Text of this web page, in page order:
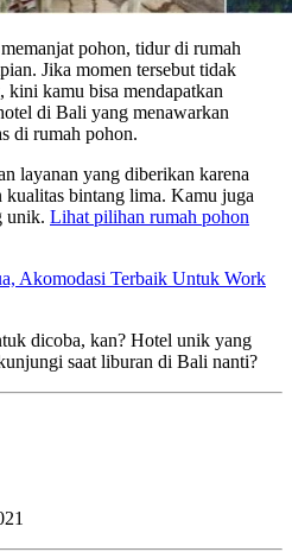
pohon, tidur di rumah
Jika momen tersebut tidak
kini kamu bisa mendapatkan
di Bali yang menawarkan
di rumah pohon.
layanan yang diberikan karena
kualitas bintang lima. Kamu juga
unik. Lihat pilihan rumah pohon
Akomodasi Terbaik Untuk Work
dicoba, kan? Hotel unik yang
saat liburan di Bali nanti?